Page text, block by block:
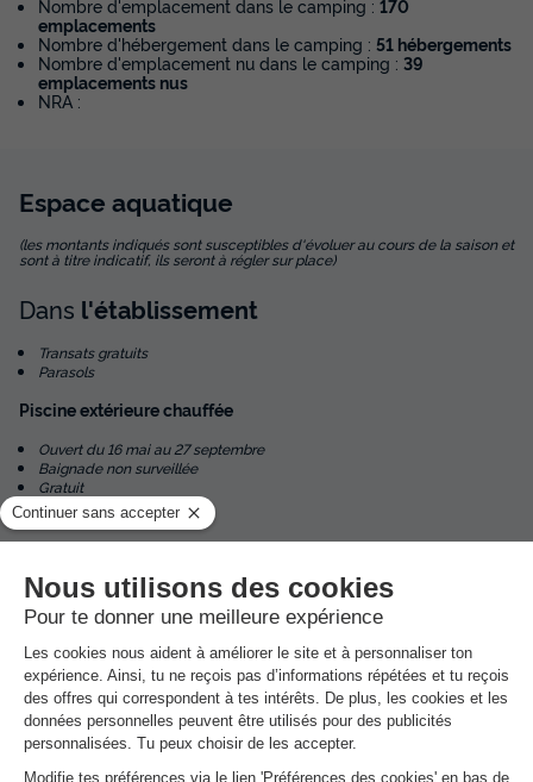
Nombre d'emplacement dans le camping : 170
emplacements
Nombre d'hébergement dans le camping : 51 hébergements
Nombre d'emplacement nu dans le camping : 39
emplacements nus
NRA :
Espace aquatique
(les montants indiqués sont susceptibles d'évoluer au cours de la saison et
sont à titre indicatif, ils seront à régler sur place)
Dans l'établissement
Transats gratuits
Parasols
Piscine extérieure chauffée
Ouvert du 16 mai au 27 septembre
Baignade non surveillée
Gratuit
Activités et animations proposées
Espace aquatique, Animations, Sports et Loisirs
Services sur place et à proximité